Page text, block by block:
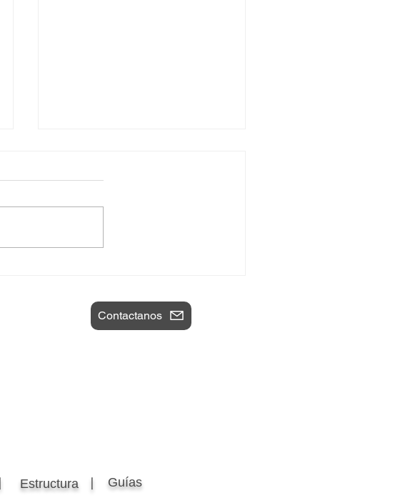
Contactanos
Estructura 〡 Guías